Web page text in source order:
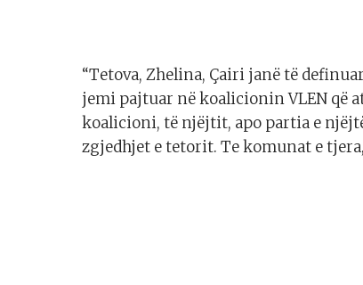
“Tetova, Zhelina, Çairi janë të
jemi pajtuar në koalicionin VLEN që
koalicioni, të njëjtit, apo partia e
zgjedhjet e tetorit. Te komunat e